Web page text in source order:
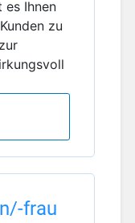
es Ihnen
zu
frau